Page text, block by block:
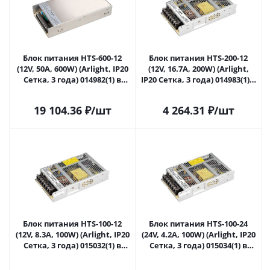
Блок питания HTS-600-12
(12V, 50A, 600W) (Arlight, IP20
Сетка, 3 года) 014982(1) в
19 104.36₽/шт
Блок питания HTS-200-12
(12V, 16.7A, 200W) (Arlight,
IP20 Сетка, 3 года) 014983(1) в
4 264.31 ₽/шт
Блок питания HTS-100-12
(12V, 8.3A, 100W) (Arlight, IP20
Сетка, 3 года) 015032(1) в
Блок питания HTS-100-24
(24V, 4.2A, 100W) (Arlight, IP20
Сетка, 3 года) 015034(1) в